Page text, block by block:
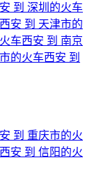
到 深圳的火车
西安 到 天津市的
车西安 到 南京
的火车西安 到
到 重庆市的火
西安 到 信阳的火